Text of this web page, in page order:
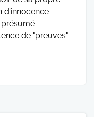
d'innocence
de "preuves"